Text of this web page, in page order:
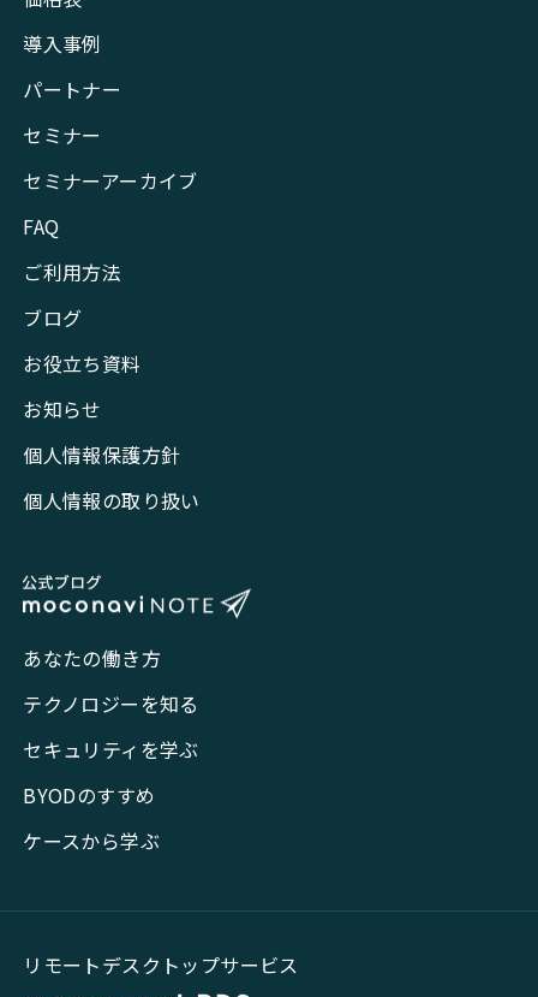
導入事例
パートナー
セミナー
セミナーアーカイブ
FAQ
ご利用方法
ブログ
お役立ち資料
お知らせ
個人情報保護方針
個人情報の取り扱い
あなたの働き方
テクノロジーを知る
セキュリティを学ぶ
BYODのすすめ
ケースから学ぶ
リモートデスクトップサービス